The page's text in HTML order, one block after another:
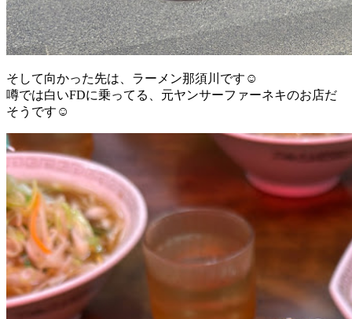
そして向かった先は、ラーメン那須川です☺️
噂では白いFDに乗ってる、元ヤンサーファーネキのお店だ
そうです☺️